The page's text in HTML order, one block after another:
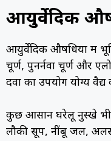
आयुर्वेदिक
आयुर्वेदिक औषधियों में
चूर्ण, पुनर्नवा चूर्ण और
दवा का उपयोग योग्य
कुछ आसान घरेलू नुस्खे भी
लौकी सूप, नींबू जल,